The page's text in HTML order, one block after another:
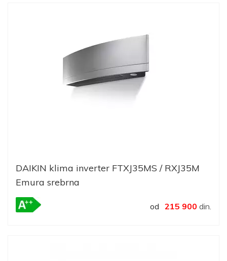
DAIKIN klima inverter FTXJ35MS / RXJ35M
Emura srebrna
od 215 900 din.